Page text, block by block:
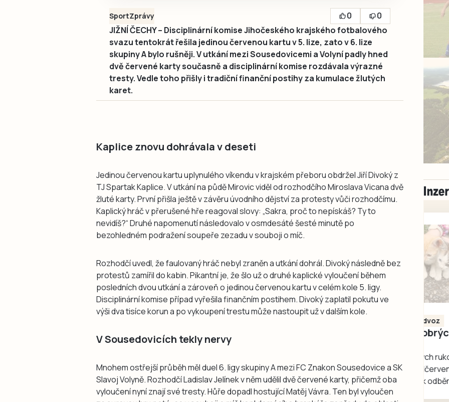
SportZprávy 0
0
JIŽNÍ ČECHY – Disciplinární komise Jihočeského krajského fotbalového
svazu tentokrát řešila jedinou červenou kartu v 5. lize, zato v 6. lize
skupiny A bylo rušněji. V utkání mezi Sousedovicemi a Volyní padly hned
dvě červené karty současně a disciplinární komise rozdávala výrazné
tresty. Vedle toho přišly i tradiční finanční postihy za kumulace žlutých
karet.
Kaplice znovu dohrávala v deseti
Jedinou červenou kartu uplynulého víkendu v krajském přeboru obdržel Jiří Divoký z
TJ Spartak Kaplice. V utkání na půdě Mirovic viděl od rozhodčího Miroslava Vicana dvě
žluté karty. První přišla ještě v závěru úvodního dějství za protesty vůči rozhodčímu.
Kaplický hráč v přerušené hře reagoval slovy: „Sakra, proč to nepískáš? Ty to
nevidíš?“ Druhé napomenutí následovalo v osmdesáté šesté minutě po
bezohledném podražení soupeře zezadu v souboji o míč.
Rozhodčí uvedl, že faulovaný hráč nebyl zraněn a utkání dohrál. Divoký následně bez
protestů zamířil do kabin. Pikantní je, že šlo už o druhé kaplické vyloučení během
posledních dvou utkání a zároveň o jedinou červenou kartu v celém kole 5. ligy.
Disciplinární komise případ vyřešila finančním postihem. Divoký zaplatil pokutu ve
výši dva tisíce korun a po vykoupení trestu může nastoupit už v dalším kole.
V Sousedovicích tekly nervy
Mnohem ostřejší průběh měl duel 6. ligy skupiny A mezi FC Znakon Sousedovice a SK
Slavoj Volyně. Rozhodčí Ladislav Jelínek v něm udělil dvě červené karty, přičemž oba
vyloučení nyní znají své tresty. Hůře dopadl hostující Matěj Vávra. Ten byl vyloučen
Milevsko
kotě-kočka, odčervené,
mazlivé, ihned k odběru.